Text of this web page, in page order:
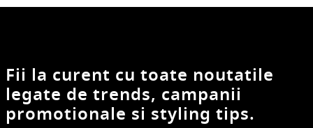
Fii la curent cu toate noutatile
legate de trends, campanii
promotionale si styling tips.